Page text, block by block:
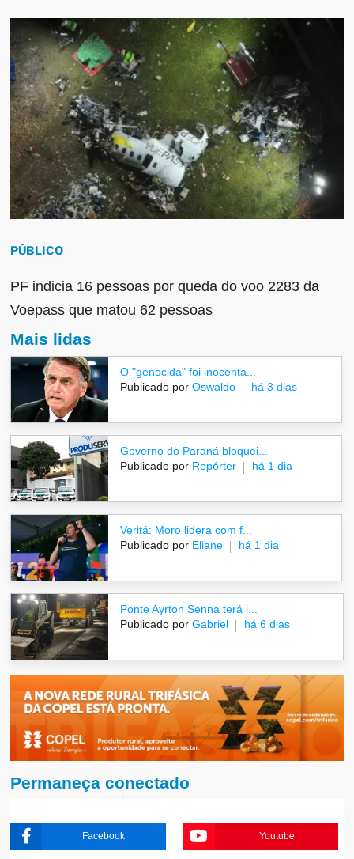
PÚBLICO
PF indicia 16 pessoas por queda do voo 2283 da
Voepass que matou 62 pessoas
Mais lidas
O "genocida" foi inocenta...
Publicado por Oswaldo há 3 dias
Governo do Paraná bloquei...
Publicado por Repórter há 1 dia
Veritá: Moro lidera com f...
Publicado por Eliane há 1 dia
Ponte Ayrton Senna terá i...
Publicado por Gabriel há 6 dias
Permaneça conectado
Facebook Youtube